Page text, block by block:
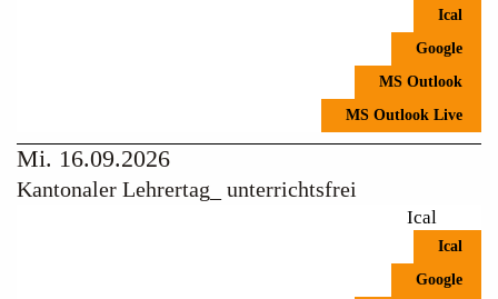
Ical
Google
MS Outlook
MS Outlook Live
Mi. 16.09.2026
Kantonaler Lehrertag_ unterrichtsfrei
Ical
Ical
Google